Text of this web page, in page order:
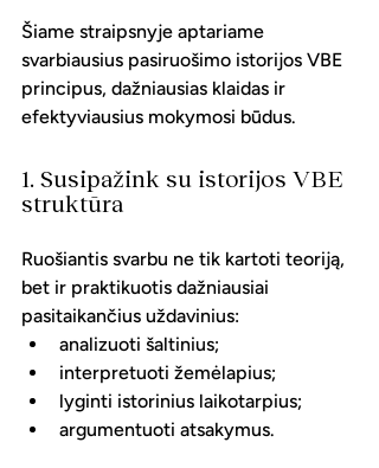
Šiame straipsnyje aptariame
svarbiausius pasiruošimo istorijos VBE
principus, dažniausias klaidas ir
efektyviausius mokymosi būdus.
1. Susipažink su istorijos VBE
struktūra
Ruošiantis svarbu ne tik kartoti teoriją,
bet ir praktikuotis dažniausiai
pasitaikančius uždavinius:
analizuoti šaltinius;
interpretuoti žemėlapius;
lyginti istorinius laikotarpius;
argumentuoti atsakymus.